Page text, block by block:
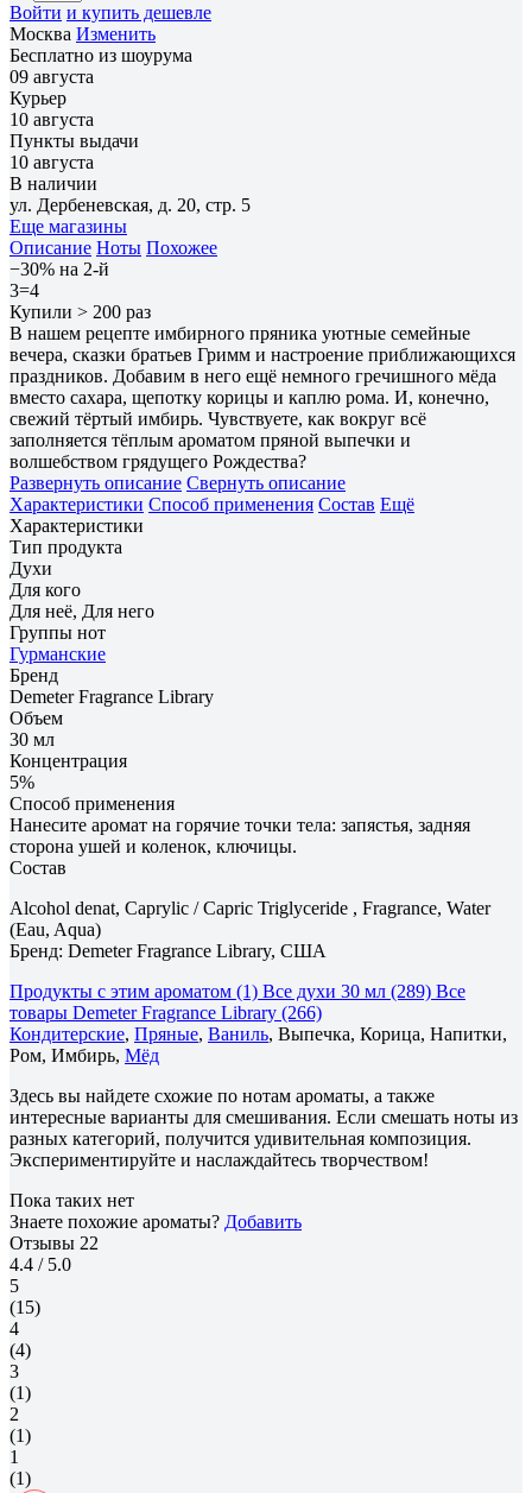
Войти и купить дешевле
Москва Изменить
Бесплатно из шоурума
09 августа
Курьер
10 августа
Пункты выдачи
10 августа
В наличии
ул. Дербеневская, д. 20, стр. 5
Еще магазины
Описание Ноты Похожее
−30% на 2-й
3=4
Купили > 200 раз
В нашем рецепте имбирного пряника уютные семейные
вечера, сказки братьев Гримм и настроение приближающихся
праздников. Добавим в него ещё немного гречишного мёда
вместо сахара, щепотку корицы и каплю рома. И, конечно,
свежий тёртый имбирь. Чувствуете, как вокруг всё
заполняется тёплым ароматом пряной выпечки и
волшебством грядущего Рождества?
Развернуть описание Свернуть описание
Характеристики Способ применения Состав Ещё
Характеристики
Тип продукта
Духи
Для кого
Для неё, Для него
Группы нот
Гурманские
Бренд
Demeter Fragrance Library
Объем
30 мл
Концентрация
5%
Способ применения
Нанесите аромат на горячие точки тела: запястья, задняя
сторона ушей и коленок, ключицы.
Состав
Alcohol denat, Caprylic / Capric Triglyceride , Fragrance, Water
(Eau, Aqua)
Бренд: Demeter Fragrance Library, США
Продукты с этим ароматом (1) Все духи 30 мл (289) Все
товары Demeter Fragrance Library (266)
Кондитерские, Пряные, Ваниль, Выпечка, Корица, Напитки,
Ром, Имбирь, Мёд
Здесь вы найдете схожие по нотам ароматы, а также
интересные варианты для смешивания. Если смешать ноты из
разных категорий, получится удивительная композиция.
Экспериментируйте и наслаждайтесь творчеством!
Пока таких нет
Знаете похожие ароматы? Добавить
Отзывы 22
4.4 / 5.0
5
(15)
4
(4)
3
(1)
2
(1)
1
(1)